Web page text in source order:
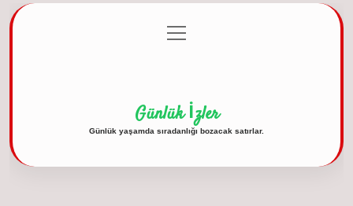
Gizlilik Politikası
menüyü
aç
Günlük İzler
Günlük yaşamda sıradanlığı bozacak satırlar.